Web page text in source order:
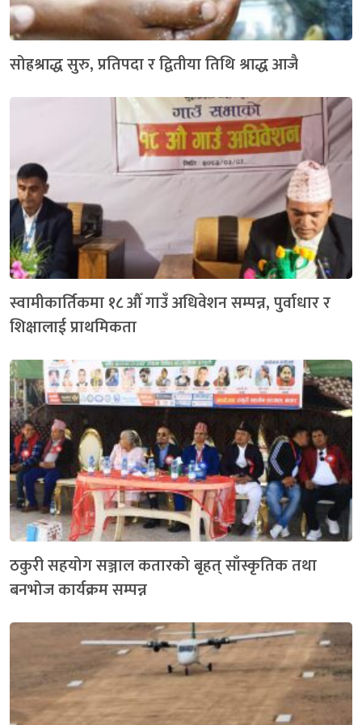
सोह्रश्राद्ध सुरु, प्रतिपदा र द्वितीया तिथि श्राद्ध आजै
स्वामीकार्तिकमा १८ औँ गाउँ अधिवेशन सम्पन्न, पुर्वाधार र
शिक्षालाई प्राथमिकता
ठकुरी सहयोग सञ्जाल कतारको बृहत् साँस्कृतिक तथा
बनभोज कार्यक्रम सम्पन्न